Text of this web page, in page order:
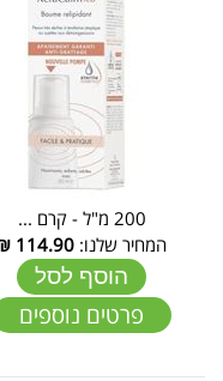
200 מ"ל - קרם ...
המחיר שלנו: 114.90
הוסף לסל
פרטים נוספים